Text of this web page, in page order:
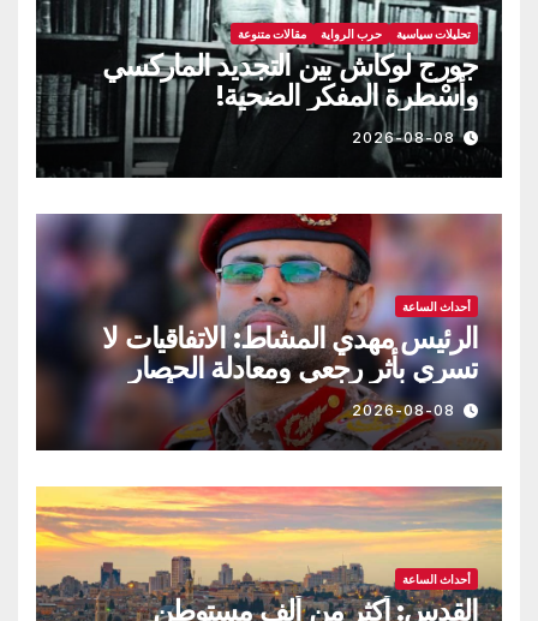
تحليلات سياسية حرب الرواية مقالات متنوعة
جورج لوكاش بين التجديد الماركسي
وأسْطرة المفكر الضحية!
2026-08-08
أحداث الساعة
الرئيس مهدي المشاط: الاتفاقيات لا
تسري بأثر رجعي ومعادلة الحصار
بالحصار مستمرة حتى تحقق أهدافها
2026-08-08
أحداث الساعة
القدس: أكثر من ألف مستوطن